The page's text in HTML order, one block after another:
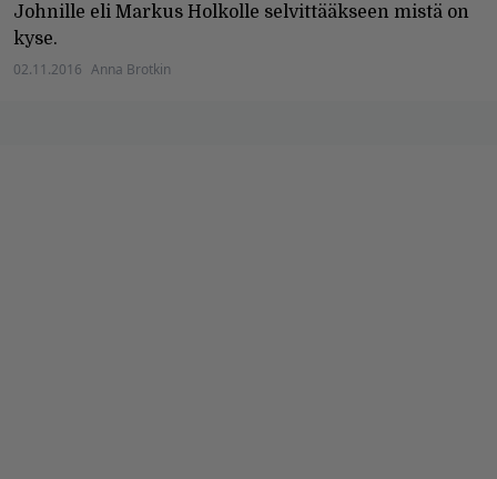
Johnille eli Markus Holkolle selvittääkseen mistä on
kyse.
02.11.2016 Anna Brotkin